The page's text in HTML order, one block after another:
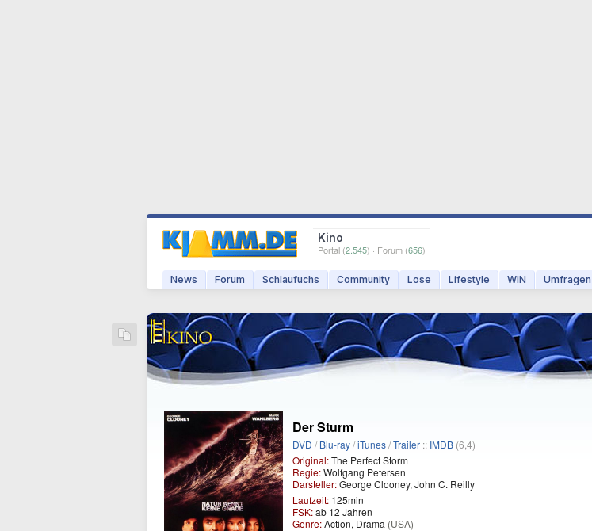
Kino
Portal (2.545) · Forum (656)
News Forum Schlaufuchs Community Lose Lifestyle WIN Umfragen
Der Sturm
DVD /Blu-ray/iTunes/Trailer :: IMDB (6,4)
Original:The Perfect Storm
Regie:Wolfgang Petersen
Darsteller:George Clooney, John C. Reilly
Laufzeit: 125min
FSK:ab 12 Jahren
Genre:Action, Drama (USA)